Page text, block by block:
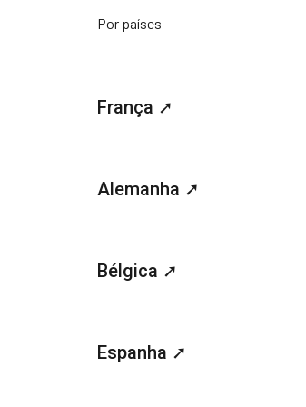
Por países
França ➚
Alemanha ➚
Bélgica ➚
Espanha ➚